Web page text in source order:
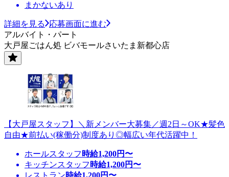
まかないあり
詳細を見る
応募画面に進む
アルバイト・パート
大戸屋ごはん処 ビバモールさいたま新都心店
【大戸屋スタッフ】＼新メンバー大募集／週2日～OK★髪色
自由★前払い(稼働分)制度あり◎幅広い年代活躍中！
ホールスタッフ 時給1,200円〜
キッチンスタッフ 時給1,200円〜
レストラン時給1,200円〜